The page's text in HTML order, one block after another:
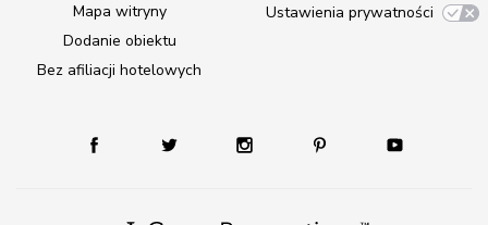
Mapa witryny
Dodanie obiektu
Bez afiliacji hotelowych
Ustawienia prywatności